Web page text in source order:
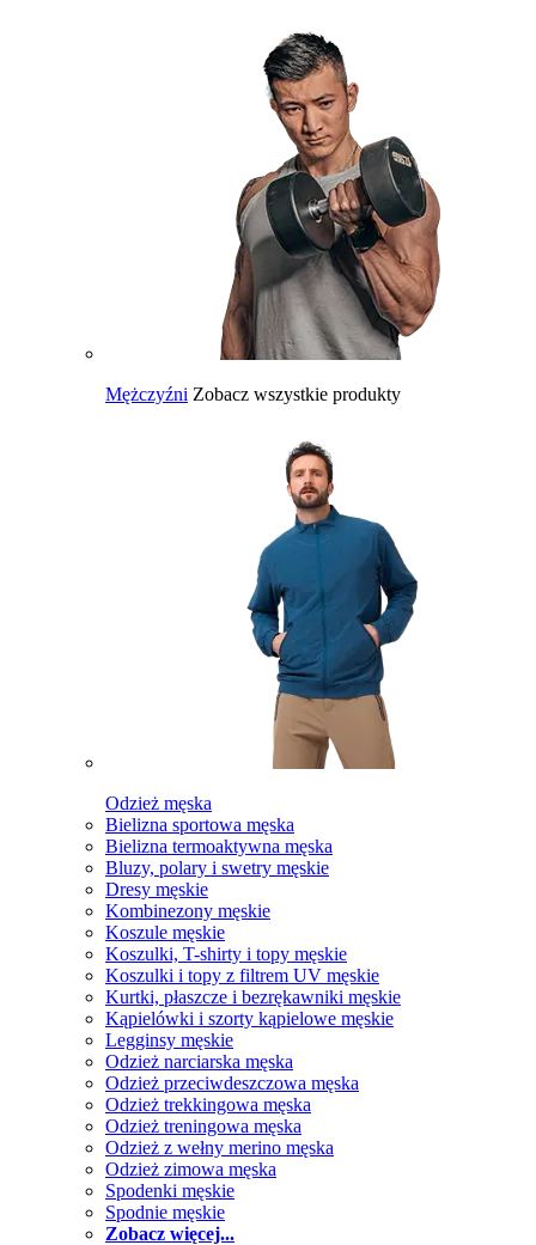
Mężczyźni Zobacz wszystkie produkty
Odzież męska
Bielizna sportowa męska
Bielizna termoaktywna męska
Bluzy, polary i swetry męskie
Dresy męskie
Kombinezony męskie
Koszule męskie
Koszulki, T-shirty i topy męskie
Koszulki i topy z filtrem UV męskie
Kurtki, płaszcze i bezrękawniki męskie
Kąpielówki i szorty kąpielowe męskie
Legginsy męskie
Odzież narciarska męska
Odzież przeciwdeszczowa męska
Odzież trekkingowa męska
Odzież treningowa męska
Odzież z wełny merino męska
Odzież zimowa męska
Spodenki męskie
Spodnie męskie
Zobacz więcej...